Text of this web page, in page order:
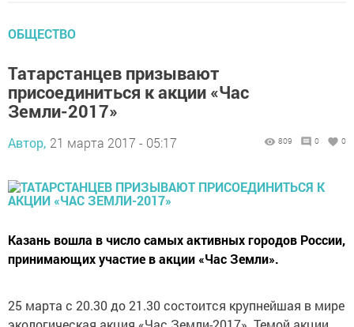
ОБЩЕСТВО
Татарстанцев призывают
присоединиться к акции «Час
Земли-2017»
Автор, 21 марта 2017 - 05:17 809 0 0
Казань вошла в число самых активных городов России,
принимающих участие в акции «Час Земли».
25 марта с 20.30 до 21.30 состоится крупнейшая в мире